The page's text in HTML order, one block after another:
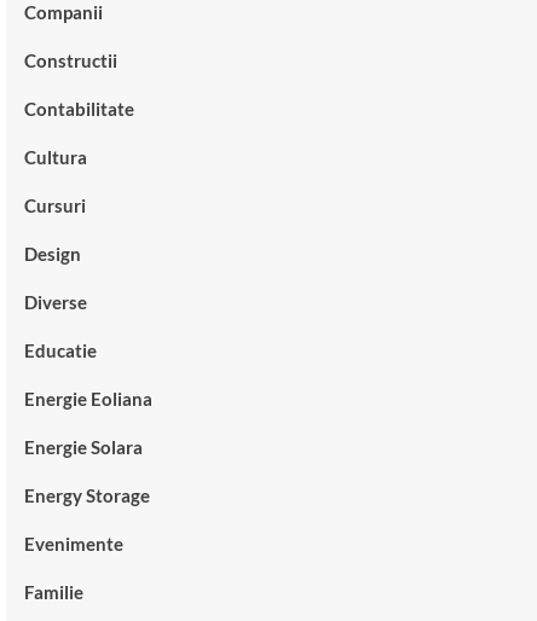
Companii
Constructii
Contabilitate
Cultura
Cursuri
Design
Diverse
Educatie
Energie Eoliana
Energie Solara
Energy Storage
Evenimente
Familie